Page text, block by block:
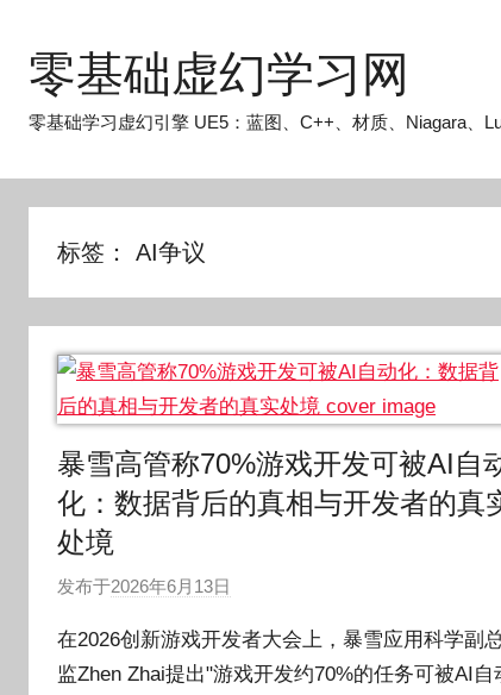
零基础虚幻学习网
零基础学习虚幻引擎 UE5：蓝图、C++、材质、Niagara、
标签： AI争议
暴雪高管称70%游戏开发可被AI自
化：数据背后的真相与开发者的真
处境
发布于2026年6月13日
:
O
在2026创新游戏开发者大会上，暴雪应用科学副总
监Zhen Zhai提出"游戏开发约70%的任务可被AI自